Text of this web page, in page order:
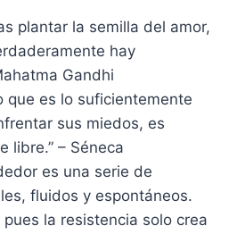
plantar la semilla del amor,
hay
Gandhi
que es lo suficientemente
sus miedos, es
libre.” – Séneca
es una serie de
fluidos y espontáneos.
la resistencia solo crea